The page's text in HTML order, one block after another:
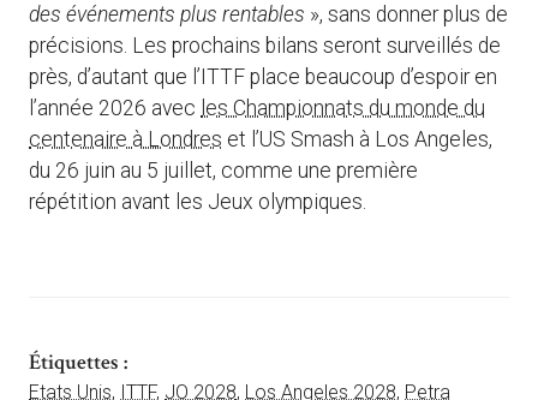
des événements plus rentables », sans donner plus de
précisions. Les prochains bilans seront surveillés de
près, d’autant que l’ITTF place beaucoup d’espoir en
l’année 2026 avec les Championnats du monde du
centenaire à Londres et l’US Smash à Los Angeles,
du 26 juin au 5 juillet, comme une première
répétition avant les Jeux olympiques.
Étiquettes :
Etats Unis, ITTF, JO 2028, Los Angeles 2028, Petra